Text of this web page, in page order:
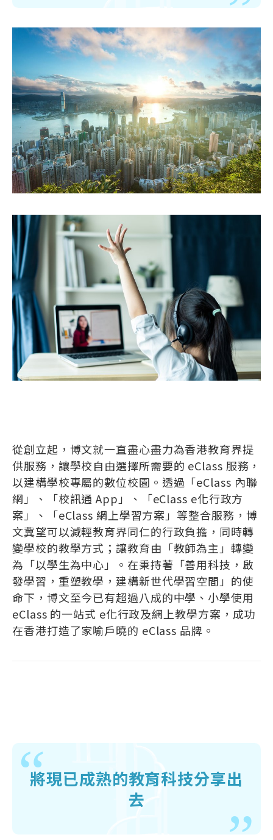
從創立起，博文就一直盡心盡力為香港教育界提
供服務，讓學校自由選擇所需要的 eClass 服務，
以建構學校專屬的數位校園。透過「eClass 內聯
網」、「校訊通 App」、「eClass e化行政方
案」、「eClass 網上學習方案」等整合服務，博
文冀望可以減輕教育界同仁的行政負擔，同時轉
變學校的教學方式；讓教育由「教師為主」轉變
為「以學生為中心」。在秉持著「善用科技，啟
發學習，重塑教學，建構新世代學習空間」的使
命下，博文至今已有超過八成的中學、小學使用
eClass 的一站式 e化行政及網上教學方案，成功
在香港打造了家喻戶曉的 eClass 品牌。
將現已成熟的教育科技分享出
去